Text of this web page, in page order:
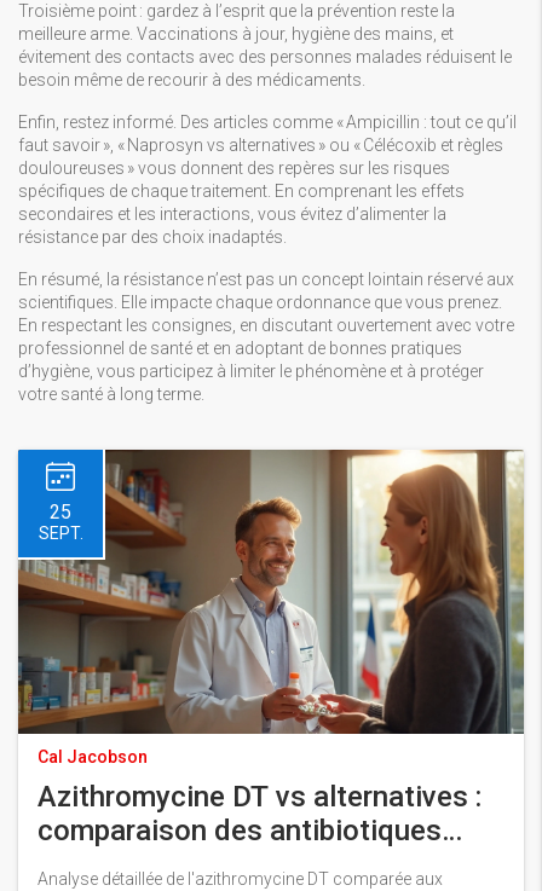
Troisième point : gardez à l’esprit que la prévention reste la
meilleure arme. Vaccinations à jour, hygiène des mains, et
évitement des contacts avec des personnes malades réduisent le
besoin même de recourir à des médicaments.
Enfin, restez informé. Des articles comme « Ampicillin : tout ce qu’il
faut savoir », « Naprosyn vs alternatives » ou « Célécoxib et règles
douloureuses » vous donnent des repères sur les risques
spécifiques de chaque traitement. En comprenant les effets
secondaires et les interactions, vous évitez d’alimenter la
résistance par des choix inadaptés.
En résumé, la résistance n’est pas un concept lointain réservé aux
scientifiques. Elle impacte chaque ordonnance que vous prenez.
En respectant les consignes, en discutant ouvertement avec votre
professionnel de santé et en adoptant de bonnes pratiques
d’hygiène, vous participez à limiter le phénomène et à protéger
votre santé à long terme.
25
SEPT.
Cal Jacobson
Azithromycine DT vs alternatives :
comparaison des antibiotiques
courants
Analyse détaillée de l'azithromycine DT comparée aux